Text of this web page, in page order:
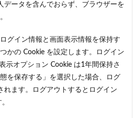
データを含んでおらず、ブラウザーを
グイン情報と画面表示情報を保持す
かの Cookie を設定します。ログイン
示オプション Cookie は1年間保持さ
を保存する」を選択した場合、ログ
れます。ログアウトするとログイン